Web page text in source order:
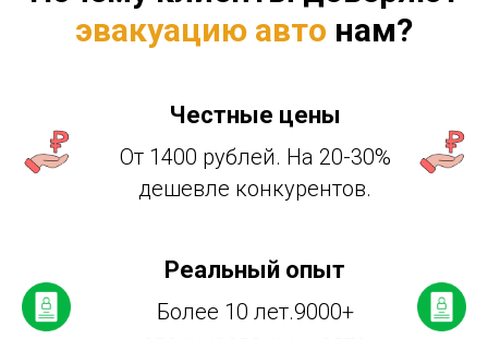
эвакуацию авто нам?
Честные цены
От 1400 рублей. На 20-30%
дешевле конкурентов.
Реальный опыт
Более 10 лет.9000+